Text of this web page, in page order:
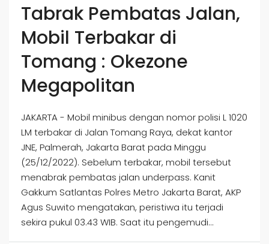
Tabrak Pembatas Jalan,
Mobil Terbakar di
Tomang : Okezone
Megapolitan
JAKARTA - Mobil minibus dengan nomor polisi L 1020
LM terbakar di Jalan Tomang Raya, dekat kantor
JNE, Palmerah, Jakarta Barat pada Minggu
(25/12/2022). Sebelum terbakar, mobil tersebut
menabrak pembatas jalan underpass. Kanit
Gakkum Satlantas Polres Metro Jakarta Barat, AKP
Agus Suwito mengatakan, peristiwa itu terjadi
sekira pukul 03.43 WIB. Saat itu pengemudi...